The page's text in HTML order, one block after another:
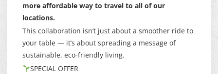
more affordable way to travel to all of our
locations.
This collaboration isn’t just about a smoother ride to
your table — it’s about spreading a message of
sustainable, eco-friendly living.
SPECIAL OFFER